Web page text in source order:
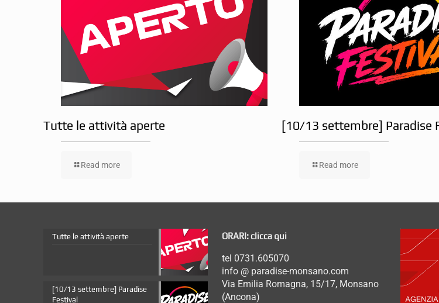
Tutte le attività aperte
Read more
[10/13 settembre] Paradise
Read more
Tutte le attività aperte
[10/13 settembre] Paradise
Festival
ORARI: clicca qui
tel 0731.605070
info @ paradise-monsano.com
Via Emilia Romagna, 15/17, Monsano
(Ancona)